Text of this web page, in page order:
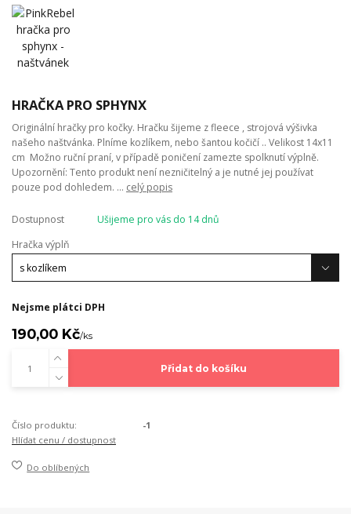
HRAČKA PRO SPHYNX
Originální hračky pro kočky. Hračku šijeme z fleece , strojová výšivka
našeho naštvánka. Plníme kozlíkem, nebo šantou kočičí .. Velikost 14x11
cm Možno ruční praní, v případě poničení zamezte spolknutí výplně.
Upozornění: Tento produkt není nezničitelný a je nutné jej používat
pouze pod dohledem. ... celý popis
Dostupnost
Ušijeme pro vás do 14 dnů
Hračka výplň
Nejsme plátci DPH
190,00 Kč/ks
Přidat do košíku
Číslo produktu:
-1
Hlídat cenu / dostupnost
Do oblíbených